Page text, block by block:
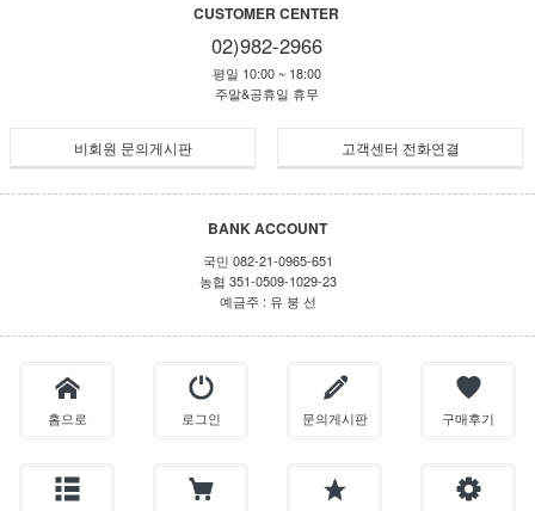
CUSTOMER CENTER
02)982-2966
평일 10:00 ~ 18:00
주말&공휴일 휴무
고객센터 전화연결
비회원 문의게시판
BANK ACCOUNT
국민 082-21-0965-651
농협 351-0509-1029-23
예금주 : 유 붕 선
홈으로 로그인 문의게시판 구매후기